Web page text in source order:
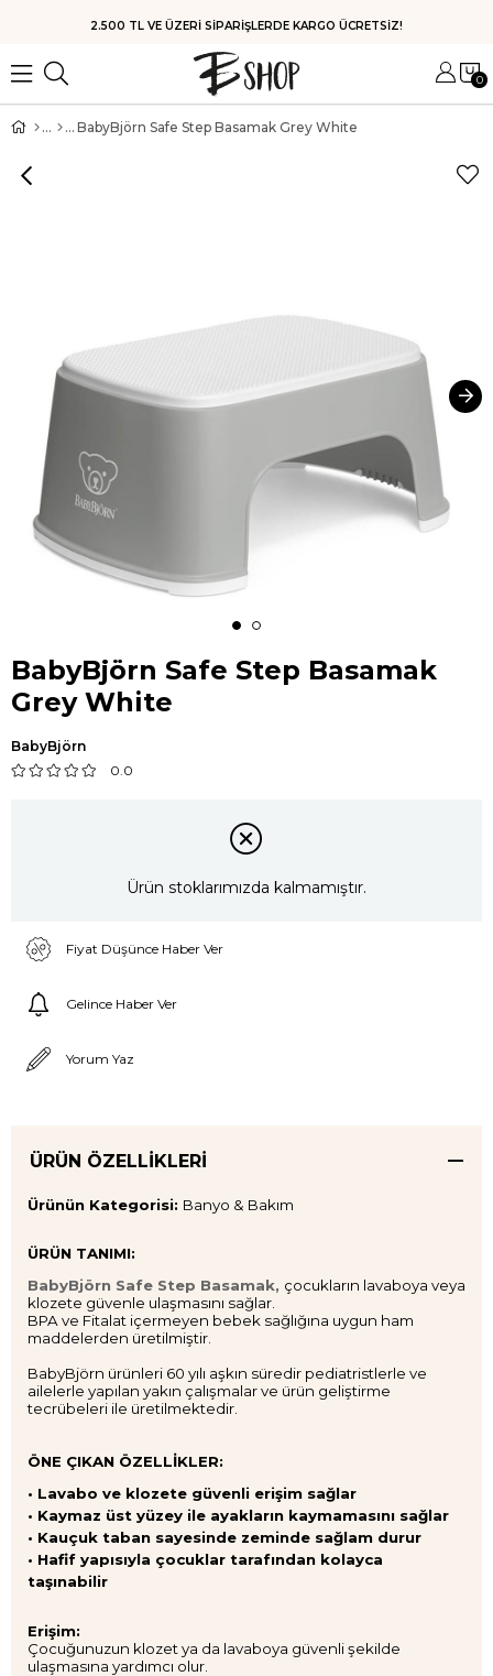
HIZLI KARGO
0
BabyBjörn Safe Step Basamak Grey White
BabyBjörn Safe Step Basamak
Grey White
BabyBjörn
0.0
Ürün stoklarımızda kalmamıştır.
Fiyat Düşünce Haber Ver
Gelince Haber Ver
Yorum Yaz
ÜRÜN ÖZELLIKLERI
Ürünün Kategorisi: Banyo & Bakım
ÜRÜN TANIMI:
BabyBjörn Safe Step Basamak, çocukların lavaboya veya
klozete güvenle ulaşmasını sağlar.
BPA ve Fitalat içermeyen bebek sağlığına uygun ham
maddelerden üretilmiştir.
BabyBjörn ürünleri 60 yılı aşkın süredir pediatristlerle ve
ailelerle yapılan yakın çalışmalar ve ürün geliştirme
tecrübeleri ile üretilmektedir.
ÖNE ÇIKAN ÖZELLİKLER:
• Lavabo ve klozete güvenli erişim sağlar
• Kaymaz üst yüzey ile ayakların kaymamasını sağlar
• Kauçuk taban sayesinde zeminde sağlam durur
• Hafif yapısıyla çocuklar tarafından kolayca
taşınabilir
Erişim:
Çocuğunuzun klozet ya da lavaboya güvenli şekilde
ulaşmasına yardımcı olur.